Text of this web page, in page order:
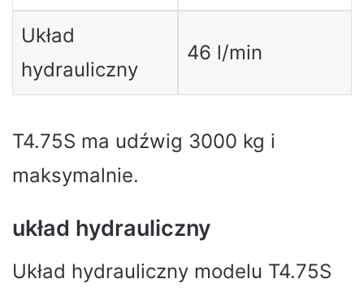
Układ
hydrauliczny
46 l/min
T4.75S ma udźwig 3000 kg i
maksymalnie.
układ hydrauliczny
Układ hydrauliczny modelu T4.75S